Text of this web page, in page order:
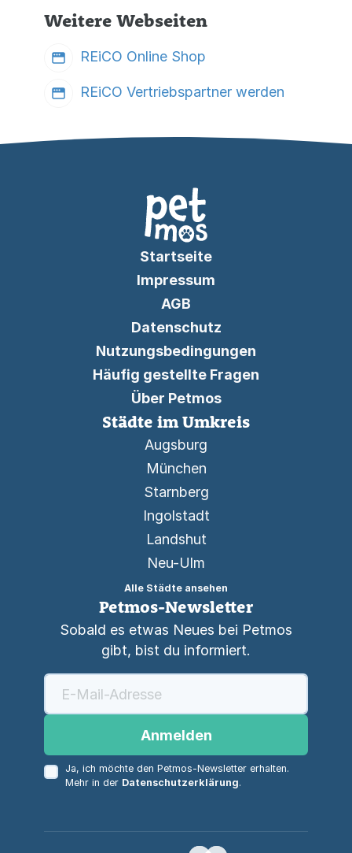
Weitere Webseiten
REiCO Online Shop
REiCO Vertriebspartner werden
Startseite
Impressum
AGB
Datenschutz
Nutzungsbedingungen
Häufig gestellte Fragen
Über Petmos
Städte im Umkreis
Augsburg
München
Starnberg
Ingolstadt
Landshut
Neu-Ulm
Alle Städte ansehen
Petmos-Newsletter
Sobald es etwas Neues bei Petmos
gibt, bist du informiert.
Anmelden
Ja, ich möchte den Petmos-Newsletter erhalten.
Mehr in der Datenschutzerklärung.